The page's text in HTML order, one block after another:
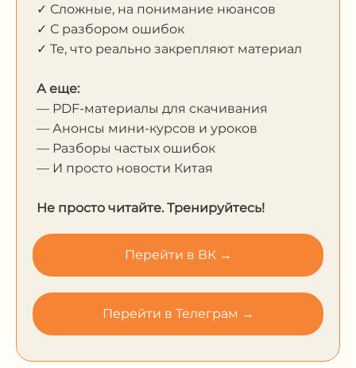
✓ Сложные, на понимание нюансов
✓ С разбором ошибок
✓ Те, что реально закрепляют материал
А еще:
— PDF-материалы для скачивания
— Анонсы мини-курсов и уроков
— Разборы частых ошибок
— И просто новости Китая
Не просто читайте. Тренируйтесь!
Перейти в ВК →
Перейти в Телеграм →